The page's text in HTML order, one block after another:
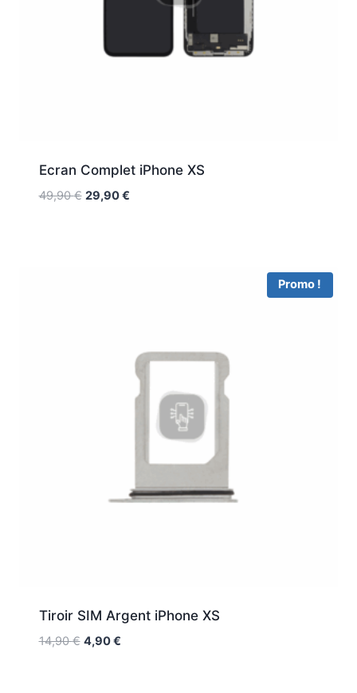
Ecran Complet iPhone XS
49,90€ 29,90€
Promo !
Tiroir SIM Argent iPhone XS
14,90€ 4,90€